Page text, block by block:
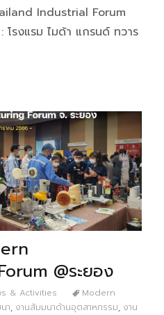
Industrial Forum
รงแรม ไมด้า แกรนด์ ทวาร
@ระยอง
& Activities
Modern
า, งานสัมมนาด้านอุตสาหกรรม, งาน